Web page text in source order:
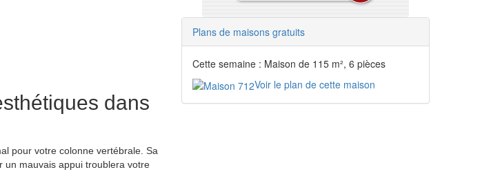
dans
pour votre colonne vertébrale. Sa
un mauvais appui troublera votre
Plans de maisons gratuits
Cette semaine : Maison de 115 m², 6 pièces
Voir le plan de cette maison